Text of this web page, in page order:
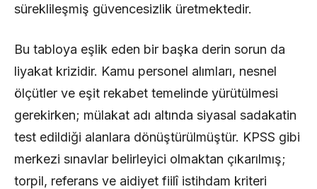
süreklileşmiş güvencesizlik üretmektedir.
Bu tabloya eşlik eden bir başka derin sorun da
liyakat krizidir. Kamu personel alımları, nesnel
ölçütler ve eşit rekabet temelinde yürütülmesi
gerekirken; mülakat adı altında siyasal sadakatin
test edildiği alanlara dönüştürülmüştür. KPSS gibi
merkezi sınavlar belirleyici olmaktan çıkarılmış;
torpil, referans ve aidiyet fiilî istihdam kriteri